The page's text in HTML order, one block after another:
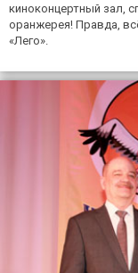
киноконцертный зал,
оранжерея! Правда,
«Лего».